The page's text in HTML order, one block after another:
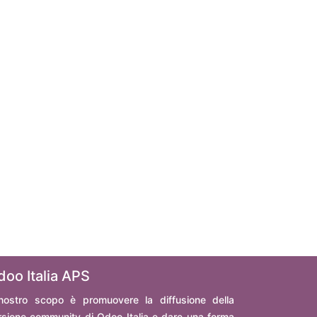
Italia APS
scopo è promuovere la diffusione della